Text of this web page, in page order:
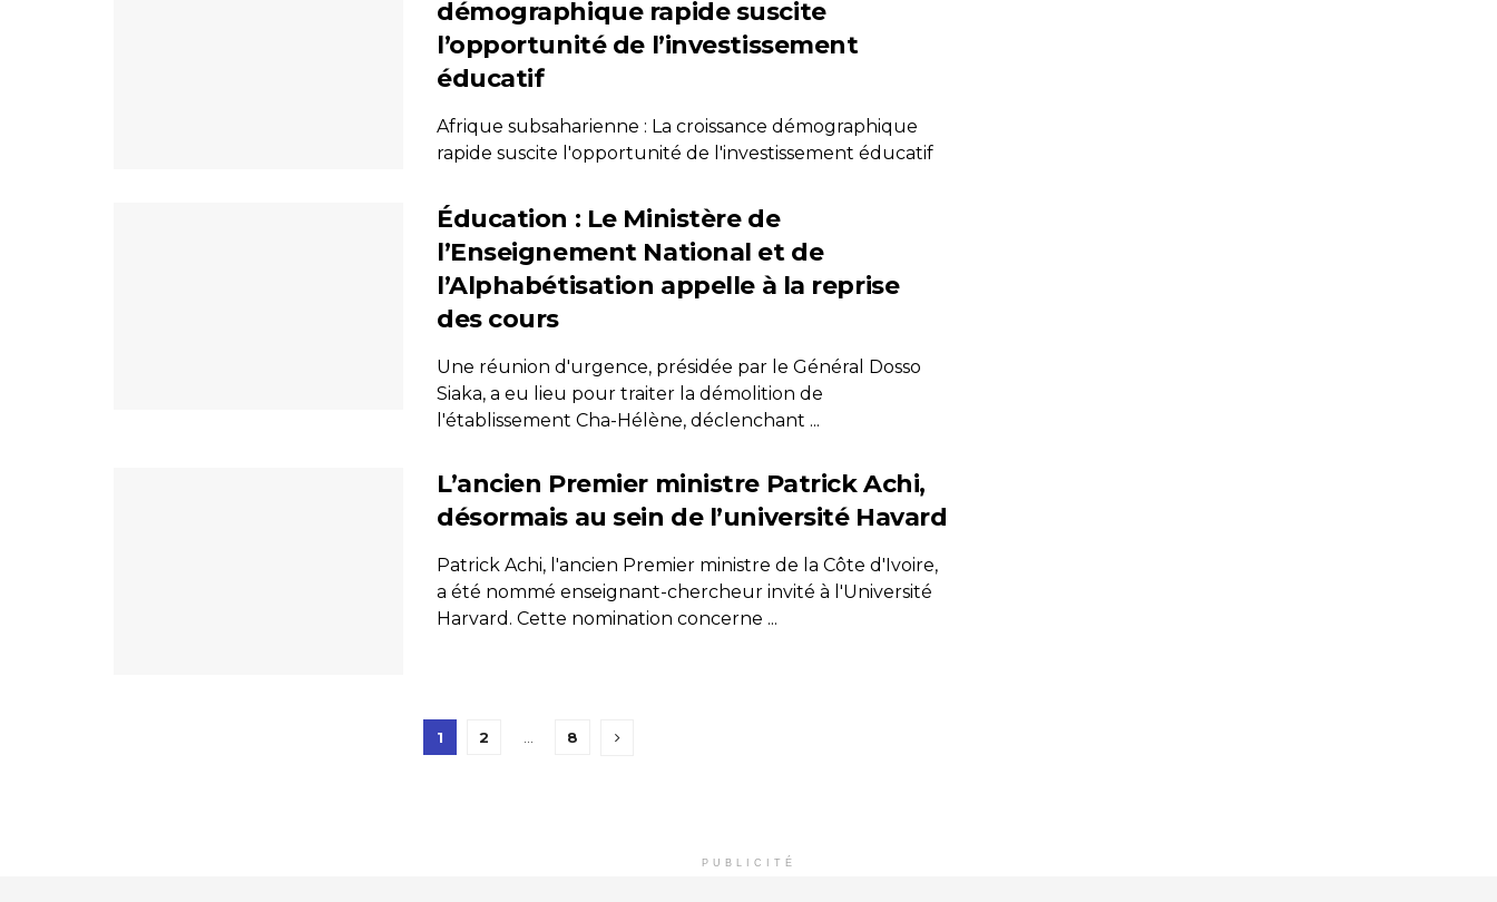
démographique rapide suscite
l’opportunité de l’investissement
éducatif
Afrique subsaharienne : La croissance démographique
rapide suscite l'opportunité de l'investissement éducatif
Éducation : Le Ministère de
l’Enseignement National et de
l’Alphabétisation appelle à la reprise
des cours
Une réunion d'urgence, présidée par le Général Dosso
Siaka, a eu lieu pour traiter la démolition de
l'établissement Cha-Hélène, déclenchant ...
L’ancien Premier ministre Patrick Achi,
désormais au sein de l’université Havard
Patrick Achi, l'ancien Premier ministre de la Côte d'Ivoire,
a été nommé enseignant-chercheur invité à l'Université
Harvard. Cette nomination concerne ...
1 2 8
PUBLICITÉ